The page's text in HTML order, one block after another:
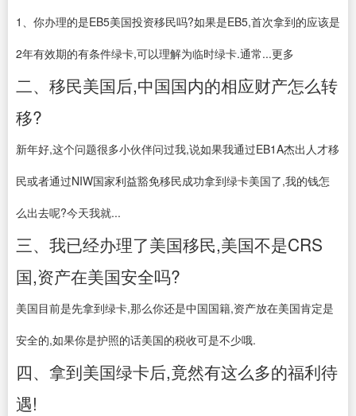
1、你办理的是EB5美国投资移民吗?如果是EB5,首次拿到的应该是
2年有效期的有条件绿卡,可以理解为临时绿卡.通常...更多
二、移民美国后,中国国内的相应财产怎么转
移?
新年好,这个问题很多小伙伴问过我,说如果我通过EB1A杰出人才移
民或者通过NIW国家利益豁免移民成功拿到绿卡美国了,我的钱怎
么出去呢?今天我就...
三、我已经办理了美国移民,美国不是CRS
国,资产在美国安全吗?
美国目前是先拿到绿卡,那么你还是中国国籍,资产放在美国肯定是
安全的,如果你是护照的话美国的税收可是不少哦.
四、拿到美国绿卡后,竟然有这么多的福利待
遇!